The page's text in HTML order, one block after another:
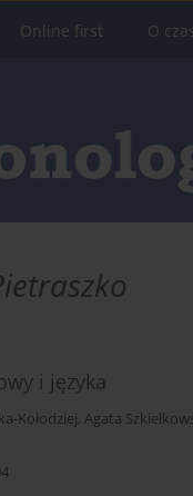
Online first O
i języka
Kołodziej, Agata